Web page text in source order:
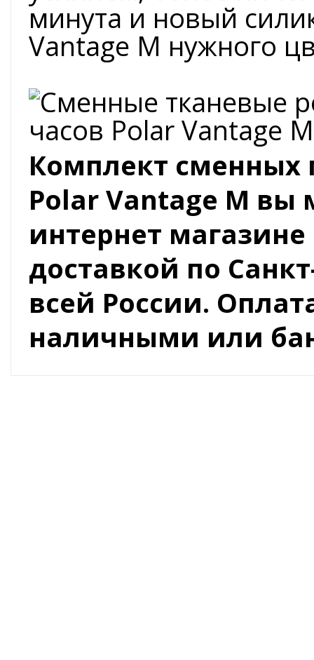
минута и новый
Vantage M нужного
Комплект
Polar Vantage M
интернет
доставкой по
всей России.
наличными или